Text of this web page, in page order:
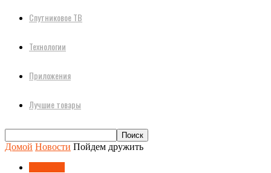
Спутниковое ТВ
Технологии
Приложения
Лучшие товары
Домой Новости Пойдем дружить